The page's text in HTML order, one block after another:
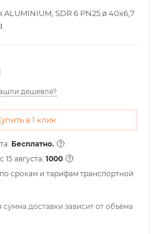
SDR 6 PN25 ø 40х6,7
дешевле?
в 1 клик
Бесплатно.
15 августа. 1000
срокам и тарифам транспортной
доставки зависит от объёма